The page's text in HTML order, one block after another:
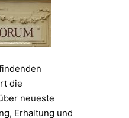
die
neueste
Erhaltung und